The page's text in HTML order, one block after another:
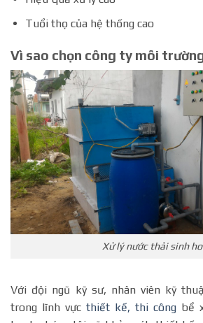
Tuổi thọ của hệ thống cao
Vì sao chọn công ty môi
Xử lý nước thải sinh
Với đội ngũ kỹ sư, nhân viên kỹ
trong lĩnh vực thiết kế, thi công bể